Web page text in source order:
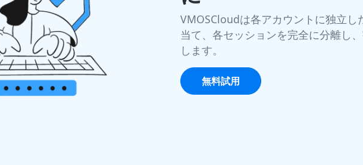
VMOSCloudは各アカウントに独立
当て、各セッションを完全に分離し
します。
無料試用